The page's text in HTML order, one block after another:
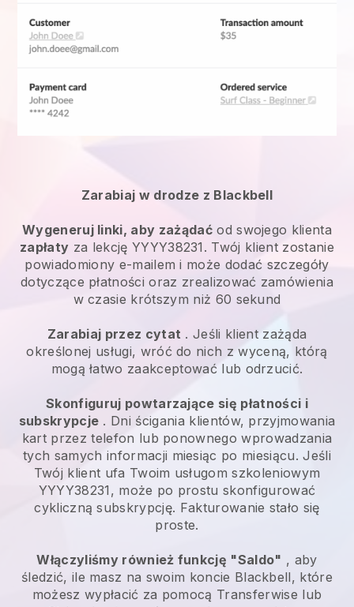
Zarabiaj w drodze z Blackbell
Wygeneruj linki, aby zażądaćod swojego klienta
zapłaty za lekcję YYYY38231. Twój klient zostanie
powiadomiony e-mailem i może dodać szczegóły
dotyczące płatności oraz zrealizować zamówienia
w czasie krótszym niż 60 sekund
Zarabiaj przez cytat . Jeśli klient zażąda
określonej usługi, wróć do nich z wyceną, którą
mogą łatwo zaakceptować lub odrzucić.
Skonfiguruj powtarzające się płatności i
subskrypcje . Dni ścigania klientów, przyjmowania
kart przez telefon lub ponownego wprowadzania
tych samych informacji miesiąc po miesiącu. Jeśli
Twój klient ufa Twoim usługom szkoleniowym
YYYY38231, może po prostu skonfigurować
cykliczną subskrypcję. Fakturowanie stało się
proste.
Włączyliśmy również funkcję "Saldo" , aby
śledzić, ile masz na swoim koncie Blackbell, które
możesz wypłacić za pomocą Transferwise lub